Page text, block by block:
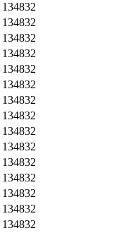
134832
134832
134832
134832
134832
134832
134832
134832
134832
134832
134832
134832
134832
134832
134832